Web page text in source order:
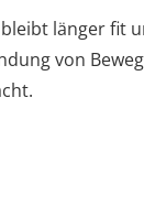
länger fit
von